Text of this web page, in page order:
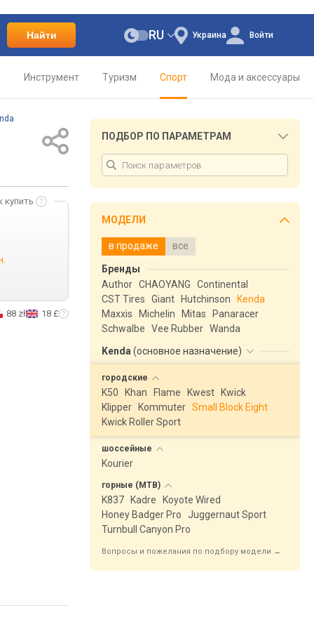
Найти Украина
RU Войти
Инструмент Туризм Спорт Мода и аксессуары
купить
88 zł 18 £
ПОДБОР ПО ПАРАМЕТРАМ
МОДЕЛИ
в продаже все
Бренды
Author CHAOYANG
Continental
CST Tires
Giant Hutchinson
Kenda
Maxxis
Michelin Mitas
Panaracer
Schwalbe
Vee Rubber Wanda
Kenda (основное назначение)
городские
K50 Khan Flame Kwest
Kwick
Klipper
Kommuter Small Block Eight
Kwick Roller Sport
шоссейные
Kourier
горные (MTB)
K837 Kadre
Koyote Wired
Honey Badger Pro
Juggernaut Sport
Turnbull Canyon Pro
Вопросы и пожелания по подбору модели →